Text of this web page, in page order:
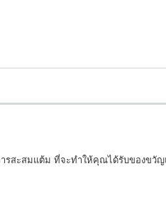
สะสมแต้ม ที่จะทำให้คุณได้รับของขวัญ